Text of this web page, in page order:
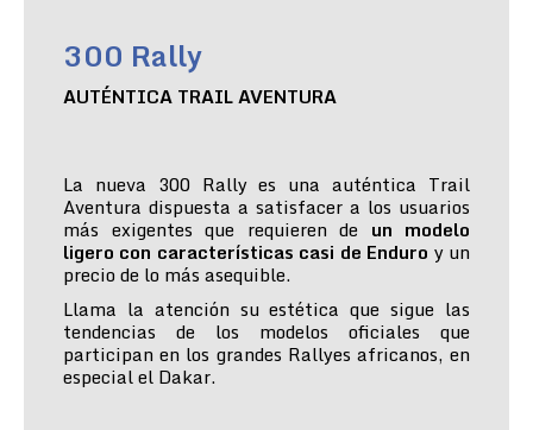
300 Rally
AUTÉNTICA TRAIL AVENTURA
La nueva 300 Rally es una auténtica Trail
Aventura dispuesta a satisfacer a los usuarios
más exigentes que requieren de un modelo
ligero con características casi de Enduro y un
precio de lo más asequible.
Llama la atención su estética que sigue las
tendencias de los modelos oficiales que
participan en los grandes Rallyes africanos, en
especial el Dakar.